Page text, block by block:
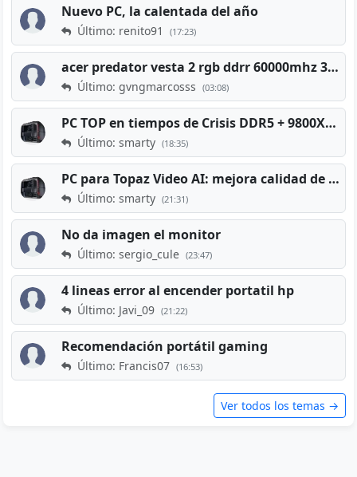
Nuevo PC, la calentada del año
Último: renito91 (17:23)
acer predator vesta 2 rgb ddrr 60000mhz 32gb x2 16gb
Último: gvngmarcosss (03:08)
PC TOP en tiempos de Crisis DDR5 + 9800X3D + RTX 5080 [2026][2400€]
Último: smarty (18:35)
PC para Topaz Video AI: mejora calidad de vídeos viejos
Último: smarty (21:31)
No da imagen el monitor
Último: sergio_cule (23:47)
4 lineas error al encender portatil hp
Último: Javi_09 (21:22)
Recomendación portátil gaming
Último: Francis07 (16:53)
Ver todos los temas →